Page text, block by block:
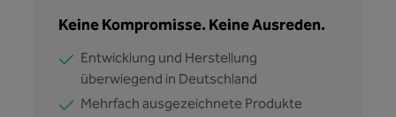
Keine Kompromisse. Keine Ausreden.
Entwicklung und Herstellung
überwiegend in Deutschland
Mehrfach ausgezeichnete Produkte